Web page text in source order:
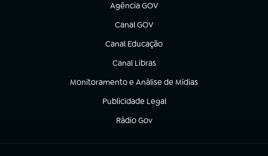
Agência GOV
(abre em nova aba)
Canal GOV
(abre em nova aba)
Canal Educação
(abre em nova aba)
Canal Libras
(abre em nova aba)
Monitoramento e Análise de Mídias
(abre em nova aba)
Publicidade Legal
(abre em nova aba)
Rádio Gov
(abre em nova aba)